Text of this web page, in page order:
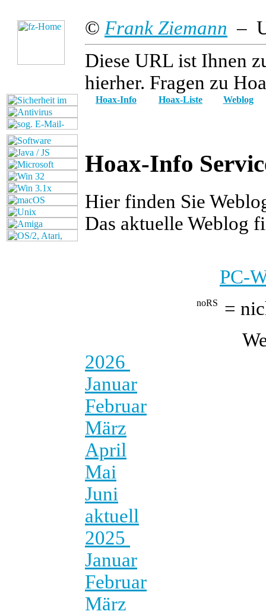
© Frank Ziemann –
Diese URL ist Ihnen
hierher. Fragen zu
Hoax-Info Hoax-Liste Weblog
Hoax-Info
Hier finden Sie
Das aktuelle Weblog
PC-
=
2026
Januar
Februar
März
April
Mai
Juni
aktuell
2025
Januar
Februar
März